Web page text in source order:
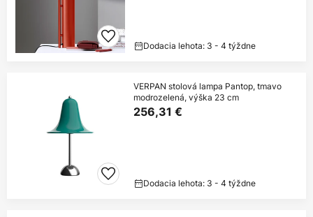
Dodacia lehota: 3 - 4 týždne
VERPAN stolová lampa Pantop, tmavo
modrozelená, výška 23 cm
256,31 €
Dodacia lehota: 3 - 4 týždne